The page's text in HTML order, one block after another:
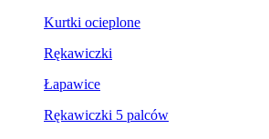
Kurtki ocieplone
Rękawiczki
Łapawice
Rękawiczki 5 palców